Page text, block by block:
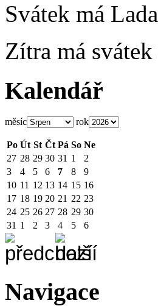
Svátek má Lada
Zítra má svátek
Kalendář
měsíc rok
Po Út St Čt Pá So Ne
27 28 29 30 31 1
2
3
4 5 6 7 8
9
10 11 12 13 14 15 16
17 18 19 20 21 22 23
24 25 26 27 28 29 30
31 1 2 3 4 5 6
Navigace